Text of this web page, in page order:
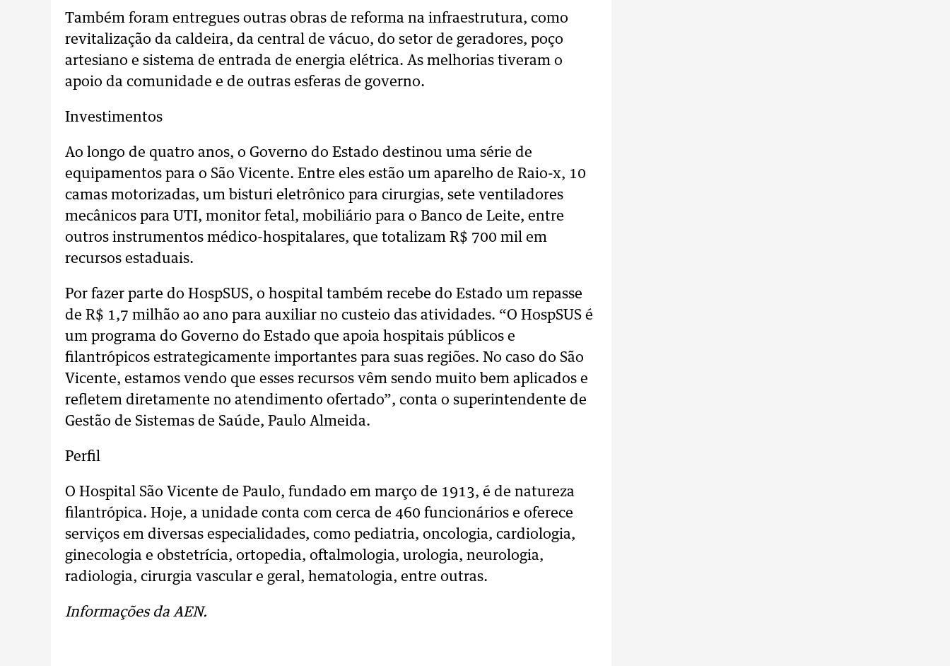
Também foram entregues outras obras de reforma na infraestrutura, como
revitalização da caldeira, da central de vácuo, do setor de geradores, poço
artesiano e sistema de entrada de energia elétrica. As melhorias tiveram o
apoio da comunidade e de outras esferas de governo.
Investimentos
Ao longo de quatro anos, o Governo do Estado destinou uma série de
equipamentos para o São Vicente. Entre eles estão um aparelho de Raio-x, 10
camas motorizadas, um bisturi eletrônico para cirurgias, sete ventiladores
mecânicos para UTI, monitor fetal, mobiliário para o Banco de Leite, entre
outros instrumentos médico-hospitalares, que totalizam R$ 700 mil em
recursos estaduais.
Por fazer parte do HospSUS, o hospital também recebe do Estado um repasse
de R$ 1,7 milhão ao ano para auxiliar no custeio das atividades. “O HospSUS é
um programa do Governo do Estado que apoia hospitais públicos e
filantrópicos estrategicamente importantes para suas regiões. No caso do São
Vicente, estamos vendo que esses recursos vêm sendo muito bem aplicados e
refletem diretamente no atendimento ofertado”, conta o superintendente de
Gestão de Sistemas de Saúde, Paulo Almeida.
Perfil
O Hospital São Vicente de Paulo, fundado em março de 1913, é de natureza
filantrópica. Hoje, a unidade conta com cerca de 460 funcionários e oferece
serviços em diversas especialidades, como pediatria, oncologia, cardiologia,
ginecologia e obstetrícia, ortopedia, oftalmologia, urologia, neurologia,
radiologia, cirurgia vascular e geral, hematologia, entre outras.
Informações da AEN.